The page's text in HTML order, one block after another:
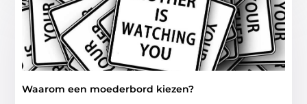
Waarom een moederbord kiezen?